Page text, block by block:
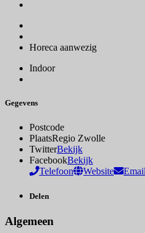
Horeca aanwezig
Indoor
Gegevens
Postcode
PlaatsRegio Zwolle
TwitterBekijk
FacebookBekijk
Telefoon
Website Email
Delen
Algemeen